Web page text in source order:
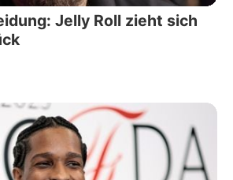
Jelly Roll zieht sich